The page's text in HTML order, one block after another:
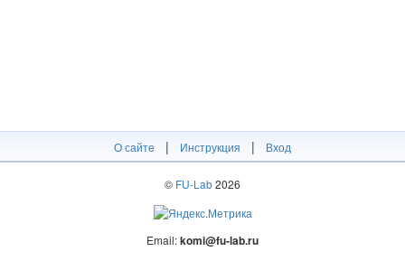
О сайте | Инструкция | Вход
© FU-Lab2026
Email:komi@fu-lab.ru